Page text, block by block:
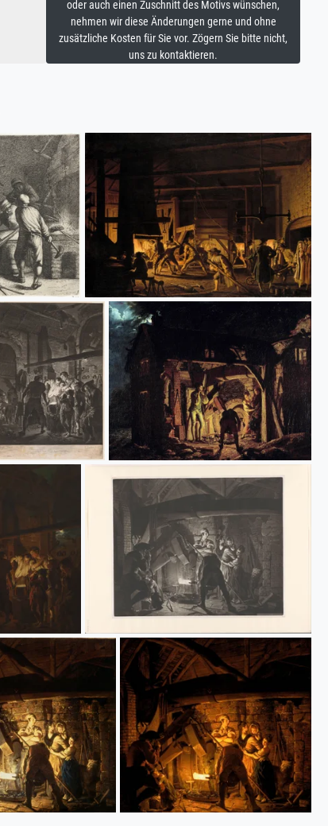
oder auch einen Zuschnitt des Motivs wünschen,
nehmen wir diese Änderungen gerne und ohne
zusätzliche Kosten für Sie vor. Zögern Sie bitte nicht,
uns zu kontaktieren.